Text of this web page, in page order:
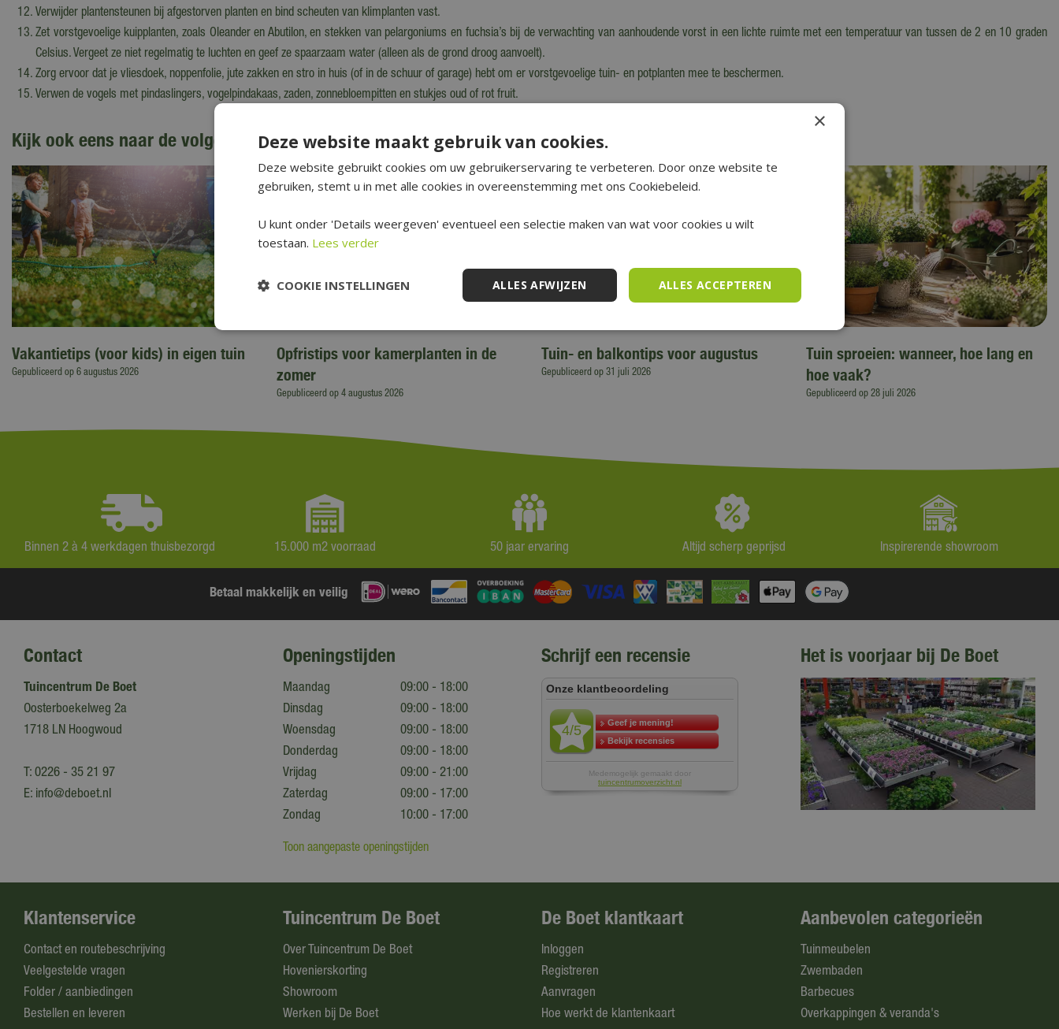
Verwijder plantensteunen bij afgestorven planten en bind scheuten van klimplanten vast.
Zet vorstgevoelige kuipplanten, zoals Oleander en Abutilon, en stekken van pelargoniums en fuchsia’s bij de verwachting van aanhoudende vorst in een lichte ruimte met een temperatuur van tussen de 2 en 10 graden
Celsius. Vergeet ze niet regelmatig te luchten en geef ze spaarzaam water (alleen als de grond droog aanvoelt).
Zorg ervoor dat je vliesdoek, noppenfolie, jute zakken en stro in huis (of in de schuur of garage) hebt om er vorstgevoelige tuin- en potplanten mee te beschermen.
Verwen de vogels met pindaslingers, vogelpindakaas, zaden, zonnebloempitten en stukjes oud of rot fruit.
Kijk ook eens naar de volgende berichten:
Vakantietips (voor kids) in eigen tuin
Gepubliceerd op 6 augustus 2026
Opfristips voor kamerplanten in de
zomer
Gepubliceerd op 4 augustus 2026
Tuin- en balkontips voor augustus
Gepubliceerd op 31 juli 2026
Tuin sproeien: wanneer, hoe lang en
hoe vaak?
Gepubliceerd op 28 juli 2026
Binnen 2 à 4 werkdagen thuisbezorgd 15.000 m2 voorraad 50 jaar ervaring Altijd scherp geprijsd Inspirerende showroom
Betaal makkelijk en veilig
Contact
Tuincentrum De Boet
Oosterboekelweg 2a
1718 LN Hoogwoud
T: 0226 - 35 21 97
E: info@deboet.nl
Openingstijden
Maandag
09:00 - 18:00
Dinsdag
09:00 - 18:00
Woensdag
09:00 - 18:00
Donderdag
09:00 - 18:00
Vrijdag
09:00 - 21:00
Zaterdag
09:00 - 17:00
Zondag
10:00 - 17:00
Toon aangepaste openingstijden
Het is voorjaar bij De Boet
Schrijf een recensie
Klantenservice
Contact en routebeschrijving
Veelgestelde vragen
Folder / aanbiedingen
Bestellen en leveren
Tuincentrum De Boet
Over Tuincentrum De Boet
Hovenierskorting
Showroom
Werken bij De Boet
De Boet klantkaart
Inloggen
Registreren
Aanvragen
Hoe werkt de klantenkaart
Aanbevolen categorieën
Tuinmeubelen
Zwembaden
Barbecues
Overkappingen & veranda's
×
Deze website maakt gebruik van cookies.
Deze website gebruikt cookies om uw gebruikerservaring te verbeteren. Door onze website te
gebruiken, stemt u in met alle cookies in overeenstemming met ons Cookiebeleid.
U kunt onder 'Details weergeven' eventueel een selectie maken van wat voor cookies u wilt
toestaan. Lees verder
ALLES ACCEPTEREN
ALLES AFWIJZEN
COOKIE INSTELLINGEN